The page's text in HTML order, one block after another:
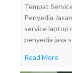
Tempat
Penyedia
service laptop
penyedia jasa
Read More